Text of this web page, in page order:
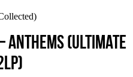
(Ultimate